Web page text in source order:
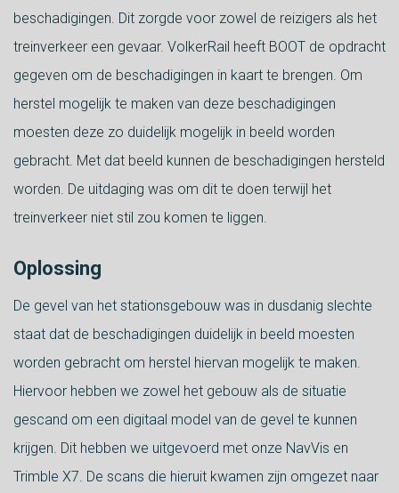
beschadigingen. Dit zorgde voor zowel de reizigers als het
treinverkeer een gevaar. VolkerRail heeft BOOT de opdracht
gegeven om de beschadigingen in kaart te brengen. Om
herstel mogelijk te maken van deze beschadigingen
moesten deze zo duidelijk mogelijk in beeld worden
gebracht. Met dat beeld kunnen de beschadigingen hersteld
worden. De uitdaging was om dit te doen terwijl het
treinverkeer niet stil zou komen te liggen.
Oplossing
De gevel van het stationsgebouw was in dusdanig slechte
staat dat de beschadigingen duidelijk in beeld moesten
worden gebracht om herstel hiervan mogelijk te maken.
Hiervoor hebben we zowel het gebouw als de situatie
gescand om een digitaal model van de gevel te kunnen
krijgen. Dit hebben we uitgevoerd met onze NavVis en
Trimble X7. De scans die hieruit kwamen zijn omgezet naar